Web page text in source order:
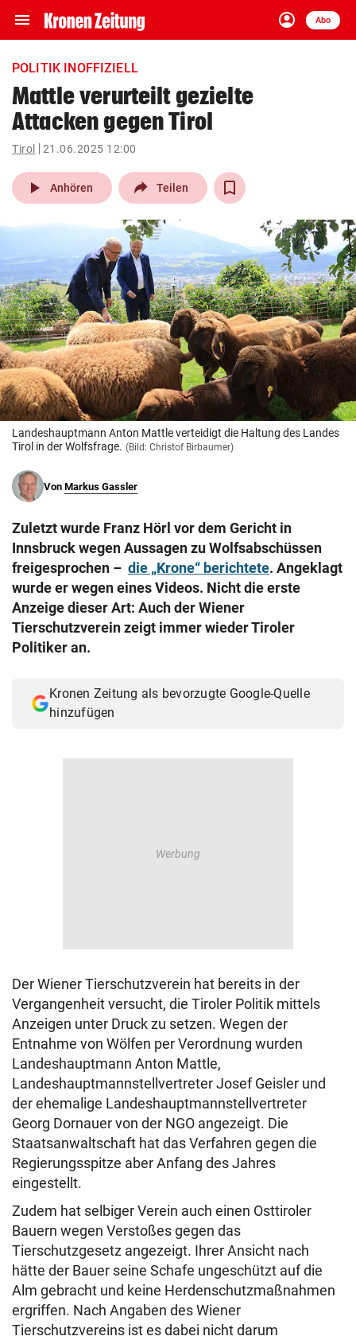
menu Navigation
ein-/ausklappen
account_circle
Anmelden
Abo
close Schließen
account_circle Anmelden
pin_drop
Wien arrow_right
search
Suchbegriff
eingeben
© Krone Multimedia GmbH & Co KG 2026
Muthgasse 2, 1190 Wien
POLITIK INOFFIZIELL
Mattle verurteilt gezielte
Attacken gegen Tirol
Tirol 21.06.2025 12:00
play_arrow Anhören Teilen
Landeshauptmann Anton Mattle verteidigt die Haltung des Landes
Tirol in der Wolfsfrage. (Bild: Christof Birbaumer)
Von Markus Gassler
Zuletzt wurde Franz Hörl vor dem Gericht in
Innsbruck wegen Aussagen zu Wolfsabschüssen
freigesprochen – die „Krone“ berichtete. Angeklagt
wurde er wegen eines Videos. Nicht die erste
Anzeige dieser Art: Auch der Wiener
Tierschutzverein zeigt immer wieder Tiroler
Politiker an.
Kronen Zeitung als bevorzugte Google-Quelle
hinzufügen
Der Wiener Tierschutzverein hat bereits in der
Vergangenheit versucht, die Tiroler Politik mittels
Anzeigen unter Druck zu setzen. Wegen der
Entnahme von Wölfen per Verordnung wurden
Landeshauptmann Anton Mattle,
Landeshauptmannstellvertreter Josef Geisler und
der ehemalige Landeshauptmannstellvertreter
Georg Dornauer von der NGO angezeigt. Die
Staatsanwaltschaft hat das Verfahren gegen die
Regierungsspitze aber Anfang des Jahres
eingestellt.
Zudem hat selbiger Verein auch einen Osttiroler
Bauern wegen Verstoßes gegen das
Tierschutzgesetz angezeigt. Ihrer Ansicht nach
hätte der Bauer seine Schafe ungeschützt auf die
Alm gebracht und keine Herdenschutzmaßnahmen
ergriffen. Nach Angaben des Wiener
Tierschutzvereins ist es dabei nicht darum